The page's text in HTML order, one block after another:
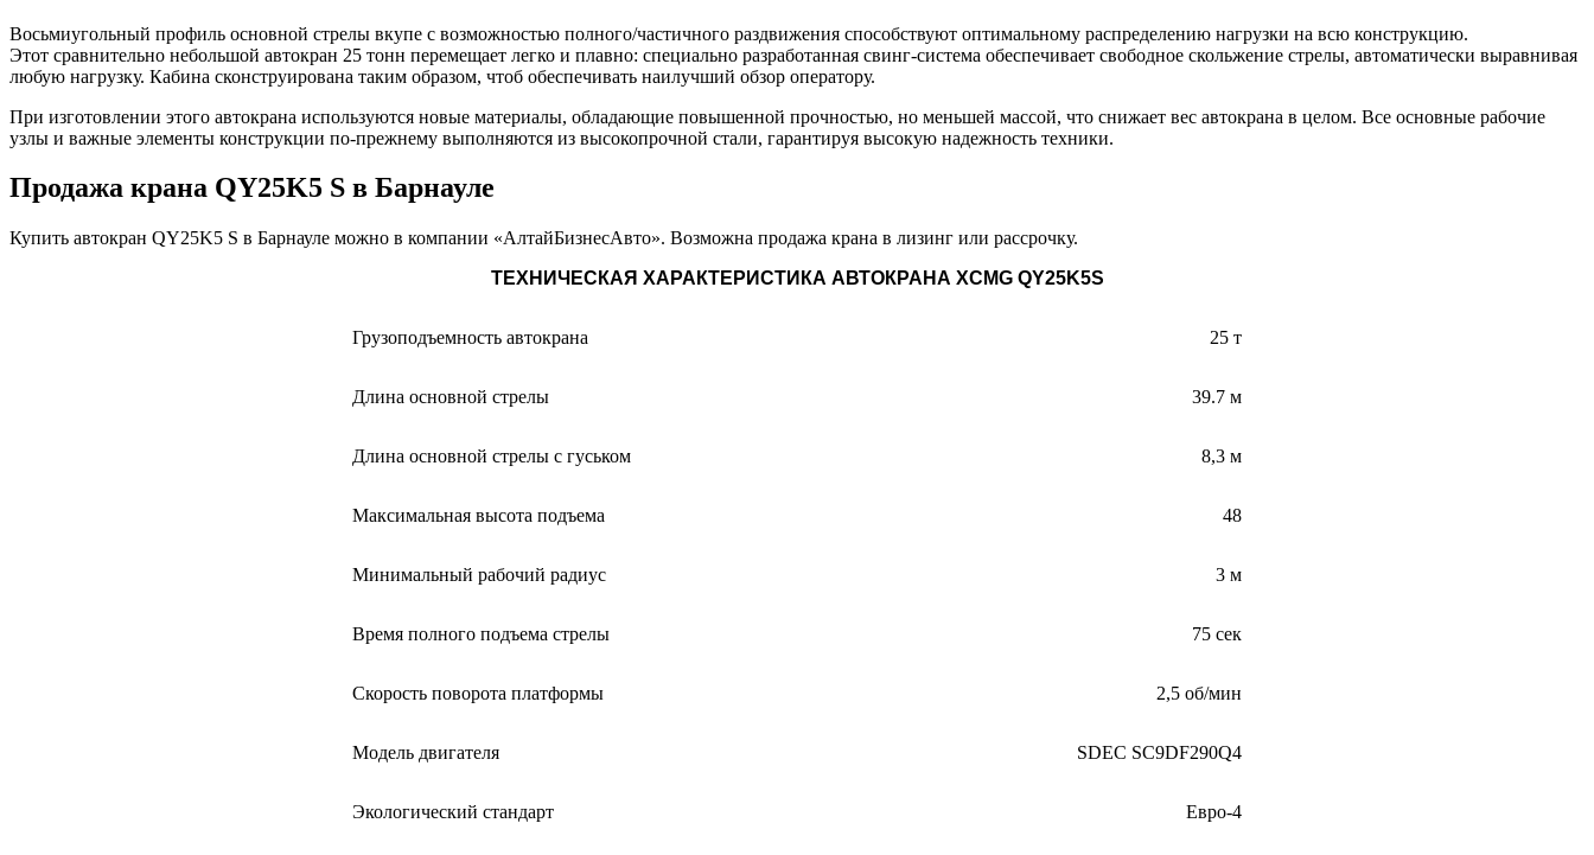
Восьмиугольный профиль основной стрелы вкупе с возможностью полного/частичного раздвижения способствуют оптимальному распределению нагрузки на всю конструкцию.
Этот сравнительно небольшой автокран 25 тонн перемещает легко и плавно: специально разработанная свинг-система обеспечивает свободное скольжение стрелы, автоматически выравнивая
любую нагрузку. Кабина сконструирована таким образом, чтоб обеспечивать наилучший обзор оператору.
При изготовлении этого автокрана используются новые материалы, обладающие повышенной прочностью, но меньшей массой, что снижает вес автокрана в целом. Все основные рабочие
узлы и важные элементы конструкции по-прежнему выполняются из высокопрочной стали, гарантируя высокую надежность техники.
Продажа крана QY25K5 S в Барнауле
Купить автокран QY25K5 S в Барнауле можно в компании «АлтайБизнесАвто». Возможна продажа крана в лизинг или рассрочку.
ТЕХНИЧЕСКАЯ ХАРАКТЕРИСТИКА АВТОКРАНА XCMG QY25K5S
Грузоподъемность автокрана 25 т
Длина основной стрелы 39.7 м
Длина основной стрелы с гуськом 8,3 м
Максимальная высота подъема 48
Минимальный рабочий радиус 3 м
Время полного подъема стрелы 75 сек
Скорость поворота платформы 2,5 об/мин
Модель двигателя SDEC SC9DF290Q4
Экологический стандарт Евро-4